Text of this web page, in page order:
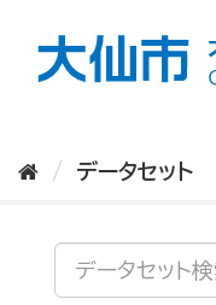
データセット